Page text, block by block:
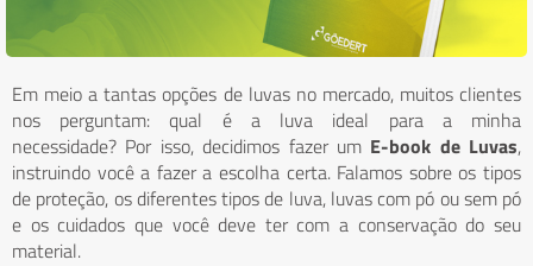
Em meio a tantas opções de luvas no mercado, muitos clientes
nos perguntam: qual é a luva ideal para a minha
necessidade? Por isso, decidimos fazer um E-book de Luvas,
instruindo você a fazer a escolha certa. Falamos sobre os tipos
de proteção, os diferentes tipos de luva, luvas com pó ou sem pó
e os cuidados que você deve ter com a conservação do seu
material.